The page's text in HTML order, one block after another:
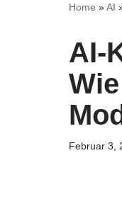
Home »AI
AI-
Februar 3,